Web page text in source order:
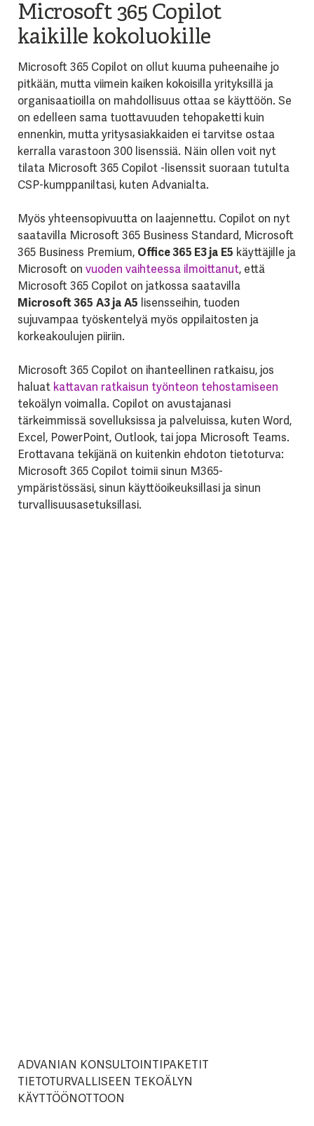
Microsoft 365 Copilot
kaikille kokoluokille
Microsoft 365 Copilot on ollut kuuma puheenaihe jo
pitkään, mutta viimein kaiken kokoisilla yrityksillä ja
organisaatioilla on mahdollisuus ottaa se käyttöön. Se
on edelleen sama tuottavuuden tehopaketti kuin
ennenkin, mutta yritysasiakkaiden ei tarvitse ostaa
kerralla varastoon 300 lisenssiä. Näin ollen voit nyt
tilata Microsoft 365 Copilot -lisenssit suoraan tutulta
CSP-kumppaniltasi, kuten Advanialta.
Myös yhteensopivuutta on laajennettu. Copilot on nyt
saatavilla Microsoft 365 Business Standard, Microsoft
365 Business Premium, Office 365 E3 ja E5 käyttäjille ja
Microsoft on vuoden vaihteessa ilmoittanut, että
Microsoft 365 Copilot on jatkossa saatavilla
Microsoft 365 A3 ja A5 lisensseihin, tuoden
sujuvampaa työskentelyä myös oppilaitosten ja
korkeakoulujen piiriin.
Microsoft 365 Copilot on ihanteellinen ratkaisu, jos
haluat kattavan ratkaisun työnteon tehostamiseen
tekoälyn voimalla. Copilot on avustajanasi
tärkeimmissä sovelluksissa ja palveluissa, kuten Word,
Excel, PowerPoint, Outlook, tai jopa Microsoft Teams.
Erottavana tekijänä on kuitenkin ehdoton tietoturva:
Microsoft 365 Copilot toimii sinun M365-
ympäristössäsi, sinun käyttöoikeuksillasi ja sinun
turvallisuusasetuksillasi.
ADVANIAN KONSULTOINTIPAKETIT
TIETOTURVALLISEEN TEKOÄLYN
KÄYTTÖÖNOTTOON